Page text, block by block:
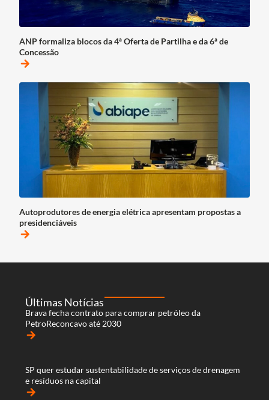
ANP formaliza blocos da 4ª Oferta de Partilha e da 6ª de
Concessão
arrow_forward
Autoprodutores de energia elétrica apresentam propostas a
presidenciáveis
arrow_forward
Últimas Notícias
Brava fecha contrato para comprar petróleo da
PetroReconcavo até 2030
arrow_forward
SP quer estudar sustentabilidade de serviços de drenagem
e resíduos na capital
arrow_forward